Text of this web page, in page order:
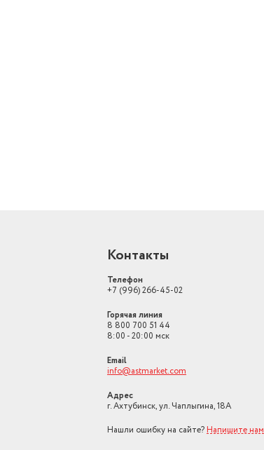
Контакты
Телефон
+7 (996) 266-45-02
Горячая линия
8 800 700 51 44
8:00 - 20:00 мск
Email
info@astmarket.com
Адрес
г. Ахтубинск, ул. Чаплыгина, 18А
Нашли ошибку на сайте? Напишите нам